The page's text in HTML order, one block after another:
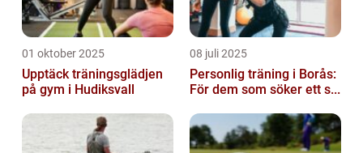
01 oktober 2025
Upptäck träningsglädjen
på gym i Hudiksvall
08 juli 2025
Personlig träning i Borås:
För dem som söker ett s...